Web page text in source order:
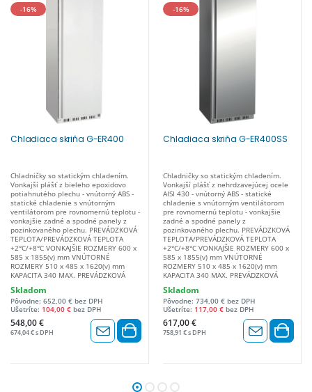
-16%
Chladiaca skriňa G-ER400
Chladničky so statickým chladením.
Vonkajší plášť z bieleho epoxidovo
potiahnutého plechu - vnútorný ABS -
statické chladenie s vnútorným
ventilátorom pre rovnomernú teplotu -
vonkajšie zadné a spodné panely z
pozinkovaného plechu. PREVÁDZKOVÁ
TEPLOTA/PREVÁDZKOVÁ TEPLOTA
+2°C/+8°C VONKAJŠIE ROZMERY 600 x
585 x 1855(v) mm VNÚTORNÉ
ROZMERY 510 x 485 x 1620(v) mm
KAPACITA 340 MAX. PREVÁDZKOVÁ
CHLADENIA doskový výparník TYP
ODMRAZOVANIA automatický TYP
CHLADIACEHO PLYNU R600a PLYN (gr.)
75 ODPAROVANIE KONDENZOVANEJ
VODY automatické REGULÁCIA
TEPLOTY termostat IZOLÁCIA (mm) 45
MATERIÁL lakovaný plech + ABS ZMENA
Skladom
Pôvodne: 652,00 € bez DPH
Ušetríte: 104,00 € bez DPH
548,00 €
674,04 € s DPH
-16%
Chladiaca skriňa G-ER400SS
Chladničky so statickým chladením.
Vonkajší plášť z nehrdzavejúcej ocele
AISI 430 - vnútorný ABS - statické
chladenie s vnútorným ventilátorom
pre rovnomernú teplotu - vonkajšie
zadné a spodné panely z
pozinkovaného plechu. PREVÁDZKOVÁ
TEPLOTA/PREVÁDZKOVÁ TEPLOTA
+2°C/+8°C VONKAJŠIE ROZMERY 600 x
585 x 1855(v) mm VNÚTORNÉ
ROZMERY 510 x 485 x 1620(v) mm
KAPACITA 340 MAX. PREVÁDZKOVÁ
CHLADENIA doskový výparník TYP
ODMRAZOVANIA automatické TYP
CHLADIACEHO PLYNU R600a PLYN (gr.)
75 ODPAROVANIE KONDENZOVANEJ
VODY automatické REGULÁCIA
TEPLOTY termostat IZOLÁCIA (mm) 45
MATERIÁL nehrdzavejúca oceľ AISI 430
VNÚTORNÉ OSVETLENIE nie DODANÉ
Skladom
Pôvodne: 734,00 € bez DPH
Ušetríte: 117,00 € bez DPH
617,00 €
758,91 € s DPH